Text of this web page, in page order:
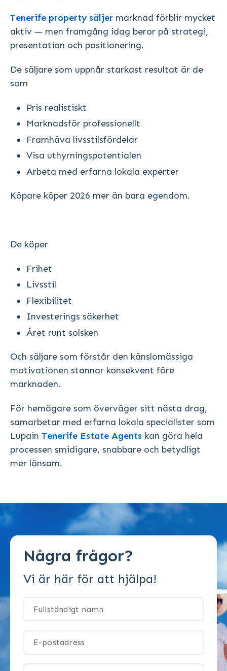
Tenerife property säljer marknad förblir mycket
aktiv — men framgång idag beror på strategi,
presentation och positionering.
De säljare som uppnår starkast resultat är de
som
Pris realistiskt
Marknadsför professionellt
Framhäva livsstilsfördelar
Visa uthyrningspotentialen
Arbeta med erfarna lokala experter
Köpare köper 2026 mer än bara egendom.
De köper
Frihet
Livsstil
Flexibilitet
Investerings säkerhet
Året runt solsken
Och säljare som förstår den känslomässiga
motivationen stannar konsekvent före
marknaden.
För hemägare som överväger sitt nästa drag,
samarbetar med erfarna lokala specialister som
Lupain Tenerife Estate Agents kan göra hela
processen smidigare, snabbare och betydligt
mer lönsam.
Några frågor?
Vi är här för att hjälpa!